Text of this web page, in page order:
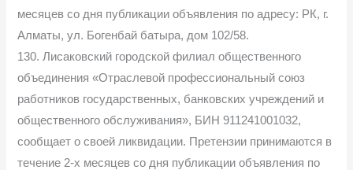
месяцев со дня публикации объявления по адресу: РК, г.
Алматы, ул. Богенбай батыра, дом 102/58.
130. Лисаковский городской филиал общественного
объединения «Отраслевой профессиональный союз
работников государственных, банковских учреждений и
общественного обслуживания», БИН 911241001032,
сообщает о своей ликвидации. Претензии принимаются в
течение 2-х месяцев со дня публикации объявления по